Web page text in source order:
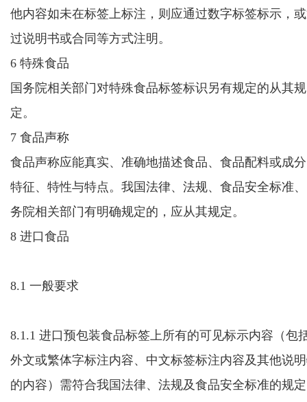
他内容如未在标签上标注， 则应通过数字标签标示，
过说明书或合同等方式注明 。
6 特殊食品
国务院相关部门对特殊食品标签标识另有规定的从其规
定。
7 食品声称
食品声称应能真实、准确地描述食品、食品配料或成
特征、特性与特点。我国法律、法规、食品安全标准
务院相关部门有明确规定的，应从其规定。
8 进口食品
8.1 一般要求
8.1.1 进口预包装食品标签上所有的可见标示内容（包
外文或繁体字标注内容、中文标签标注内容及其他说
的内容）需符合我国法律、法规及食品安全标准的规